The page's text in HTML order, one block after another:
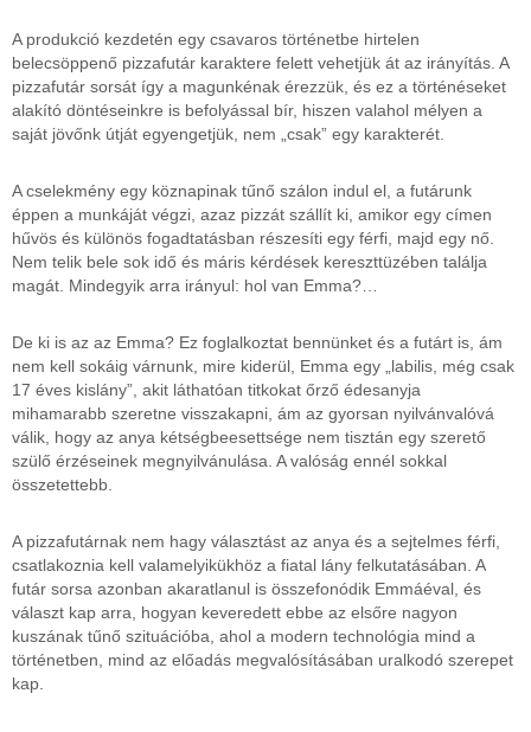
A produkció kezdetén egy csavaros történetbe hirtelen
belecsöppenő pizzafutár karaktere felett vehetjük át az irányítás. A
pizzafutár sorsát így a magunkénak érezzük, és ez a történéseket
alakító döntéseinkre is befolyással bír, hiszen valahol mélyen a
saját jövőnk útját egyengetjük, nem „csak” egy karakterét.
A cselekmény egy köznapinak tűnő szálon indul el, a futárunk
éppen a munkáját végzi, azaz pizzát szállít ki, amikor egy címen
hűvös és különös fogadtatásban részesíti egy férfi, majd egy nő.
Nem telik bele sok idő és máris kérdések kereszttüzében találja
magát. Mindegyik arra irányul: hol van Emma?…
De ki is az az Emma? Ez foglalkoztat bennünket és a futárt is, ám
nem kell sokáig várnunk, mire kiderül, Emma egy „labilis, még csak
17 éves kislány”, akit láthatóan titkokat őrző édesanyja
mihamarabb szeretne visszakapni, ám az gyorsan nyilvánvalóvá
válik, hogy az anya kétségbeesettsége nem tisztán egy szerető
szülő érzéseinek megnyilvánulása. A valóság ennél sokkal
összetettebb.
A pizzafutárnak nem hagy választást az anya és a sejtelmes férfi,
csatlakoznia kell valamelyikükhöz a fiatal lány felkutatásában. A
futár sorsa azonban akaratlanul is összefonódik Emmáéval, és
választ kap arra, hogyan keveredett ebbe az elsőre nagyon
kuszának tűnő szituációba, ahol a modern technológia mind a
történetben, mind az előadás megvalósításában uralkodó szerepet
kap.